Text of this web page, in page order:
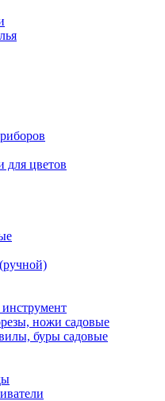
цветов
ножи садовые
буры садовые